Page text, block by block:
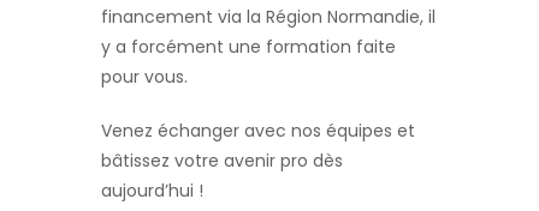
financement via la Région Normandie, il
y a forcément une formation faite
pour vous.
Venez échanger avec nos équipes et
bâtissez votre avenir pro dès
aujourd’hui !